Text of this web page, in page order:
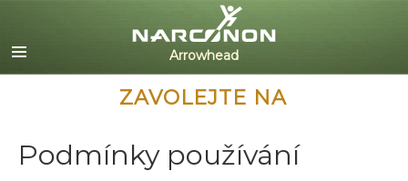
Dansk
Deutsch
Ελληνικά (Greek)
Français
ZAVOLEJTE NA
Podmínky používání